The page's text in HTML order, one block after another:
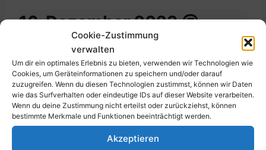
Cookie-Zustimmung
verwalten
Um dir ein optimales Erlebnis zu bieten, verwenden wir Technologien wie
Cookies, um Geräteinformationen zu speichern und/oder darauf
zuzugreifen. Wenn du diesen Technologien zustimmst, können wir Daten
wie das Surfverhalten oder eindeutige IDs auf dieser Website verarbeiten.
Wenn du deine Zustimmung nicht erteilst oder zurückziehst, können
bestimmte Merkmale und Funktionen beeinträchtigt werden.
Akzeptieren
16. Dezember 2023 @
-17:00
Zum Kalender hinzufügen